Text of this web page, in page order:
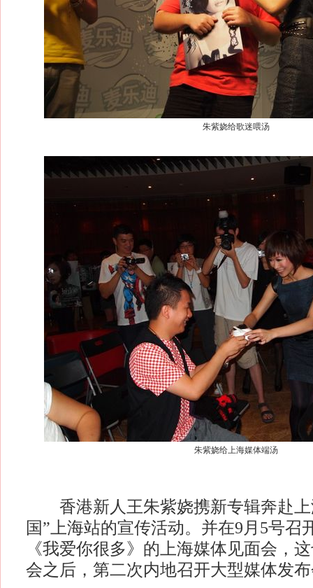
朱紫娆给歌迷喂汤
朱紫娆给上海媒体端汤
香港新人王朱紫娆携新专辑奔赴上
国”上海站的宣传活动。并在9月5号召
《我爱你很多》的上海媒体见面会，
会之后，第二次内地召开大型媒体发